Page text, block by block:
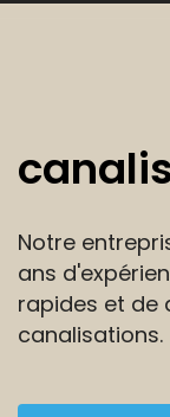
Notre
ans
rapides et de
canalisations.